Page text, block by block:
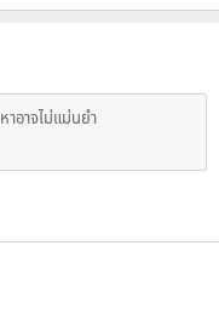
าอาจไม่แม่นยำ